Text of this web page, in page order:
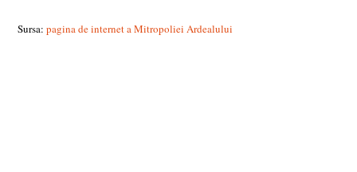
Sursa:pagina de internet a Mitropoliei Ardealului